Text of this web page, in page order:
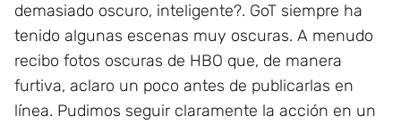
demasiado oscuro, inteligente?. GoT siempre ha
tenido algunas escenas muy oscuras. A menudo
recibo fotos oscuras de HBO que, de manera
furtiva, aclaro un poco antes de publicarlas en
línea. Pudimos seguir claramente la acción en un